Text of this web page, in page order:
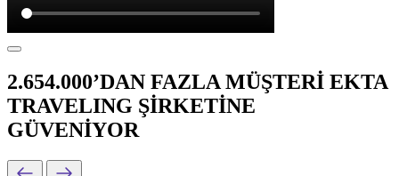
2.654.000’DAN FAZLA MÜŞTERİ EKTA
TRAVELING ŞİRKETİNE
GÜVENİYOR